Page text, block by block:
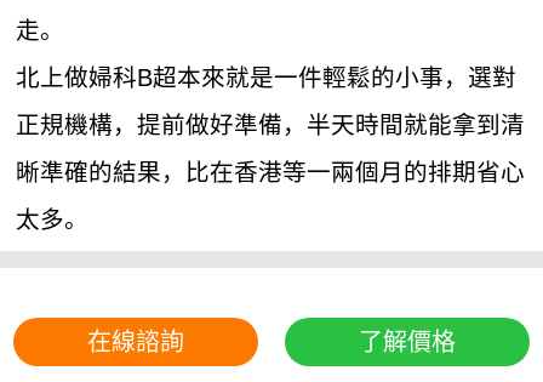
走。
北上做婦科B超本來就是一件輕鬆的小事，選對
正規機構，提前做好準備，半天時間就能拿到清
晰準確的結果，比在香港等一兩個月的排期省心
太多。
在線諮詢 了解價格